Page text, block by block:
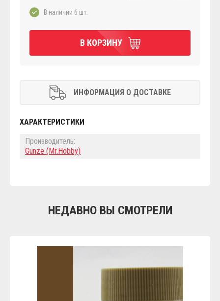
В наличии 6 шт.
В КОРЗИНУ
ИНФОРМАЦИЯ О ДОСТАВКЕ
ХАРАКТЕРИСТИКИ
Производитель:
Gunze (Mr.Hobby)
НЕДАВНО ВЫ СМОТРЕЛИ